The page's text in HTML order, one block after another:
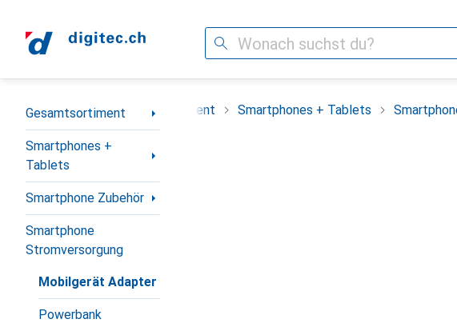
Suche
Navigation nach Kategorien
Gesamtsortiment
Smartphones +
Tablets
Smartphone Zubehör
Smartphone
Stromversorgung
Mobilgerät Adapter
Powerbank
Gesamtsortiment Smartphones + Tablets